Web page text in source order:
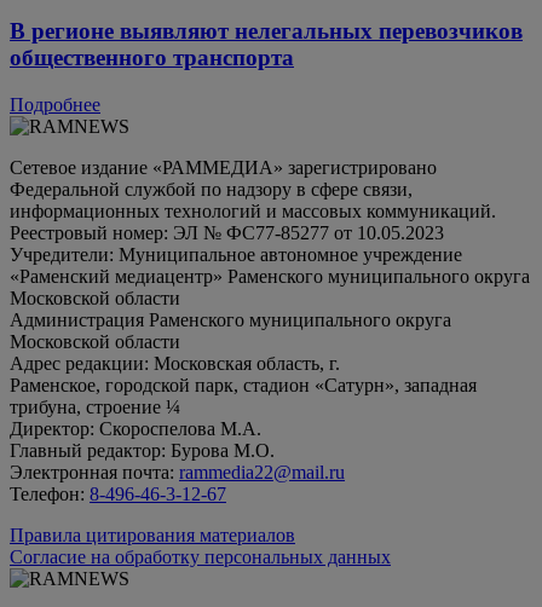
В регионе выявляют нелегальных перевозчиков
общественного транспорта
Подробнее
Сетевое издание «РАММЕДИА» зарегистрировано
Федеральной службой по надзору в сфере связи,
информационных технологий и массовых коммуникаций.
Реестровый номер: ЭЛ № ФС77-85277 от 10.05.2023
Учредители: Муниципальное автономное учреждение
«Раменский медиацентр» Раменского муниципального округа
Московской области
Администрация Раменского муниципального округа
Московской области
Адрес редакции: Московская область, г.
Раменское, городской парк, стадион «Сатурн», западная
трибуна, строение ¼
Директор: Скороспелова М.А.
Главный редактор: Бурова М.О.
Электронная почта: rammedia22@mail.ru
Телефон: 8-496-46-3-12-67
Правила цитирования материалов
Согласие на обработку персональных данных